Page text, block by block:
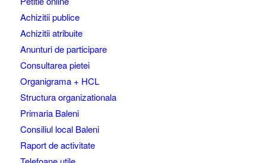
Achizitii publice
Achizitii atribuite
Anunturi de participare
Consultarea pietei
Organigrama + HCL
Structura organizationala
Primaria Baleni
Consiliul local Baleni
Raport de activitate